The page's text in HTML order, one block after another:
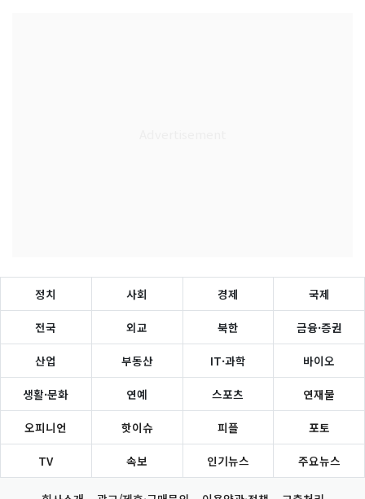
정치 사회 경제 국제
전국 외교 북한 금융·증권
산업 부동산 IT·과학 바이오
생활·문화 연예 스포츠 연재물
오피니언 핫이슈 피플 포토
TV 속보 인기뉴스 주요뉴스